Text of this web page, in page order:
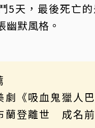
5天，最後死亡
幽默風格。
劇《吸血鬼獵人
蘭登離世 成名